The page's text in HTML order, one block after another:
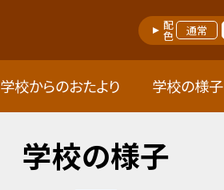
配色 通常
学校からのおたより 学校の様子
学校の様子